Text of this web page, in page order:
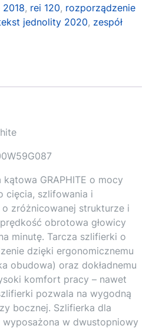
, rei 120, rozporządzenie
jednolity 2020, zespół
GRAPHITE o mocy
cięcia, szlifowania i
o zróżnicowanej strukturze i
obrotowa głowicy
minutę. Tarcza szlifierki o
dzięki ergonomicznemu
obudowa) oraz dokładnemu
komfort pracy – nawet
pozwala na wygodną
bocznej. Szlifierka dla
wyposażona w dwustopniowy